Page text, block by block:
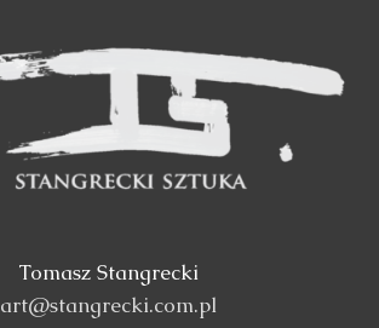
Tomasz Stangrecki
art@stangrecki.com.pl